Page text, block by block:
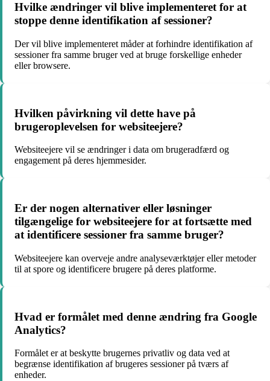
Hvilke ændringer vil blive implementeret for at
stoppe denne identifikation af sessioner?
Der vil blive implementeret måder at forhindre identifikation af
sessioner fra samme bruger ved at bruge forskellige enheder
eller browsere.
Hvilken påvirkning vil dette have på
brugeroplevelsen for websiteejere?
Websiteejere vil se ændringer i data om brugeradfærd og
engagement på deres hjemmesider.
Er der nogen alternativer eller løsninger
tilgængelige for websiteejere for at fortsætte med
at identificere sessioner fra samme bruger?
Websiteejere kan overveje andre analyseværktøjer eller metoder
til at spore og identificere brugere på deres platforme.
Hvad er formålet med denne ændring fra Google
Analytics?
Formålet er at beskytte brugernes privatliv og data ved at
begrænse identifikation af brugeres sessioner på tværs af
enheder.